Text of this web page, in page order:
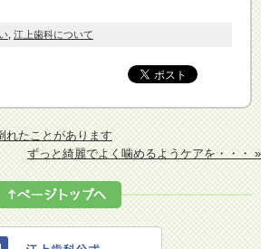
江上歯科について
れたことがあります
ずっと綺麗でよく噛めるようケアを・・・ »